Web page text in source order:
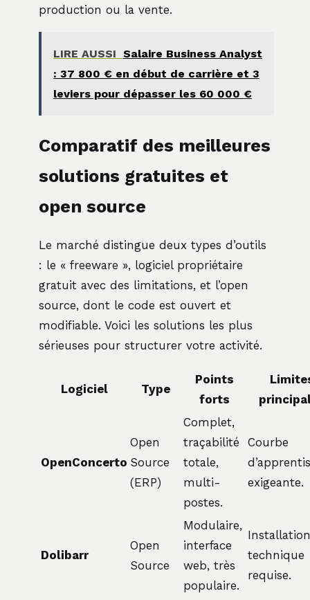
production ou la vente.
LIRE AUSSI Salaire Business Analyst
: 37 800 € en début de carrière et 3
leviers pour dépasser les 60 000 €
Comparatif des meilleures
solutions gratuites et
open source
Le marché distingue deux types d’outils
: le « freeware », logiciel propriétaire
gratuit avec des limitations, et l’open
source, dont le code est ouvert et
modifiable. Voici les solutions les plus
sérieuses pour structurer votre activité.
Logiciel Type
Points
forts
OpenConcerto
Open
Source
(ERP)
Complet,
traçabilité
totale,
multi-
postes.
Courbe
exigeante.
Dolibarr
Open
Source
Modulaire,
interface
web, très
populaire.
Installation
technique
requise.